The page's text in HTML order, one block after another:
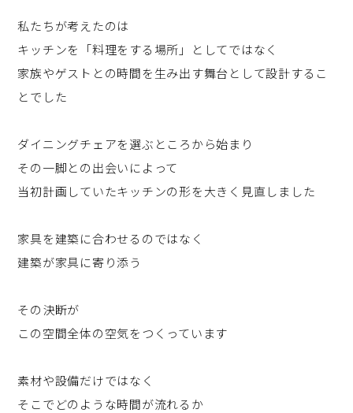
私たちが考えたのは
キッチンを「料理をする場所」としてではなく
家族やゲストとの時間を生み出す舞台として設計するこ
とでした
ダイニングチェアを選ぶところから始まり
その一脚との出会いによって
当初計画していたキッチンの形を大きく見直しました
家具を建築に合わせるのではなく
建築が家具に寄り添う
その決断が
この空間全体の空気をつくっています
素材や設備だけではなく
そこでどのような時間が流れるか